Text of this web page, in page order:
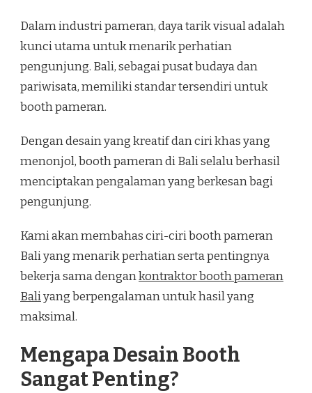
Dalam industri pameran, daya tarik visual adalah
kunci utama untuk menarik perhatian
pengunjung. Bali, sebagai pusat budaya dan
pariwisata, memiliki standar tersendiri untuk
booth pameran.
Dengan desain yang kreatif dan ciri khas yang
menonjol, booth pameran di Bali selalu berhasil
menciptakan pengalaman yang berkesan bagi
pengunjung.
Kami akan membahas ciri-ciri booth pameran
Bali yang menarik perhatian serta pentingnya
bekerja sama dengankontraktor booth pameran
Baliyang berpengalaman untuk hasil yang
maksimal.
Mengapa Desain Booth
Sangat Penting?